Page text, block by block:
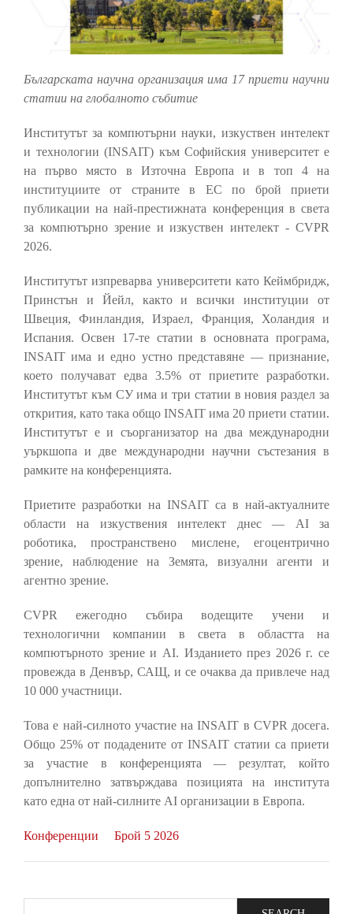
Българската научна организация има 17 приети научни
статии на глобалното събитие
Институтът за компютърни науки, изкуствен интелект
и технологии (INSAIT) към Софийския университет е
на първо място в Източна Европа и в топ 4 на
институциите от страните в ЕС по брой приети
публикации на най-престижната конференция в света
за компютърно зрение и изкуствен интелект - CVPR
2026.
Институтът изпреварва университети като Кеймбридж,
Принстън и Йейл, както и всички институции от
Швеция, Финландия, Израел, Франция, Холандия и
Испания. Освен 17-те статии в основната програма,
INSAIT има и едно устно представяне — признание,
което получават едва 3.5% от приетите разработки.
Институтът към СУ има и три статии в новия раздел за
открития, като така общо INSAIT има 20 приети статии.
Институтът е и съорганизатор на два международни
уъркшопа и две международни научни състезания в
рамките на конференцията.
Приетите разработки на INSAIT са в най-актуалните
области на изкуствения интелект днес — AI за
роботика, пространствено мислене, егоцентрично
зрение, наблюдение на Земята, визуални агенти и
агентно зрение.
CVPR ежегодно събира водещите учени и
технологични компании в света в областта на
компютърното зрение и AI. Изданието през 2026 г. се
провежда в Денвър, САЩ, и се очаква да привлече над
10 000 участници.
Това е най-силното участие на INSAIT в CVPR досега.
Общо 25% от подадените от INSAIT статии са приети
за участие в конференцията — резултат, който
допълнително затвърждава позицията на института
като една от най-силните AI организации в Европа.
Конференции Брой 5 2026